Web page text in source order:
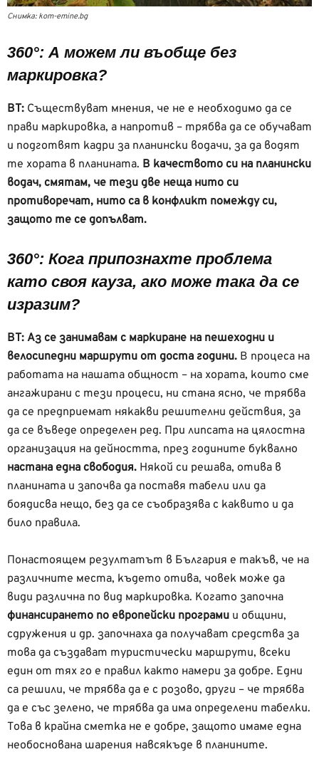
Снимка: kom-emine.bg
360°: А можем ли въобще без
маркировка?
ВТ: Съществуват мнения, че не е необходимо да се
прави маркировка, а напротив – трябва да се обучават
и подготвят кадри за планински водачи, за да водят
те хората в планината. В качеството си на планински
водач, смятам, че тези две неща нито си
противоречат, нито са в конфликт помежду си,
защото те се допълват.
360°: Кога припознахте проблема
като своя кауза, ако може така да се
изразим?
ВТ: Аз се занимавам с маркиране на пешеходни и
велосипедни маршрути от доста години. В процеса на
работата на нашата общност – на хората, които сме
ангажирани с тези процеси, ни стана ясно, че трябва
да се предприемат някакви решителни действия, за
да се въведе определен ред. При липсата на цялостна
организация на дейността, през годините буквално
настана една свободия. Някой си решава, отива в
планината и започва да поставя табели или да
боядисва нещо, без да се съобразява с каквито и да
било правила.
Понастоящем резултатът в България е такъв, че на
различните места, където отива, човек може да
види различна по вид маркировка. Когато започна
финансирането по европейски програми и общини,
сдружения и др. започнаха да получават средства за
това да създават туристически маршрути, всеки
един от тях го е правил както намери за добре. Едни
са решили, че трябва да е с розово, други – че трябва
да е със зелено, че трябва да има определени табелки.
Това в крайна сметка не е добре, защото имаме една
необоснована шарения навсякъде в планините.